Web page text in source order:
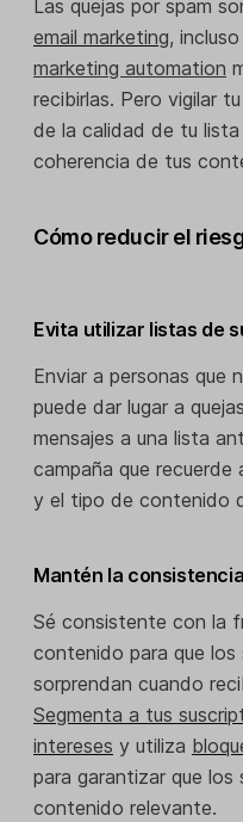
Las quejas por spam
email marketing,
marketing automation
recibirlas. Pero vigilar
de la calidad de tu
coherencia de tus
Cómo reducir el
Evita utilizar listas de
Enviar a personas que
puede dar lugar a
mensajes a una lista
campaña que recuerde
y el tipo de contenido
Mantén la
Sé consistente con la
contenido para que los
sorprendan cuando
Segmenta a tus
intereses y utiliza
para garantizar que
contenido relevante.